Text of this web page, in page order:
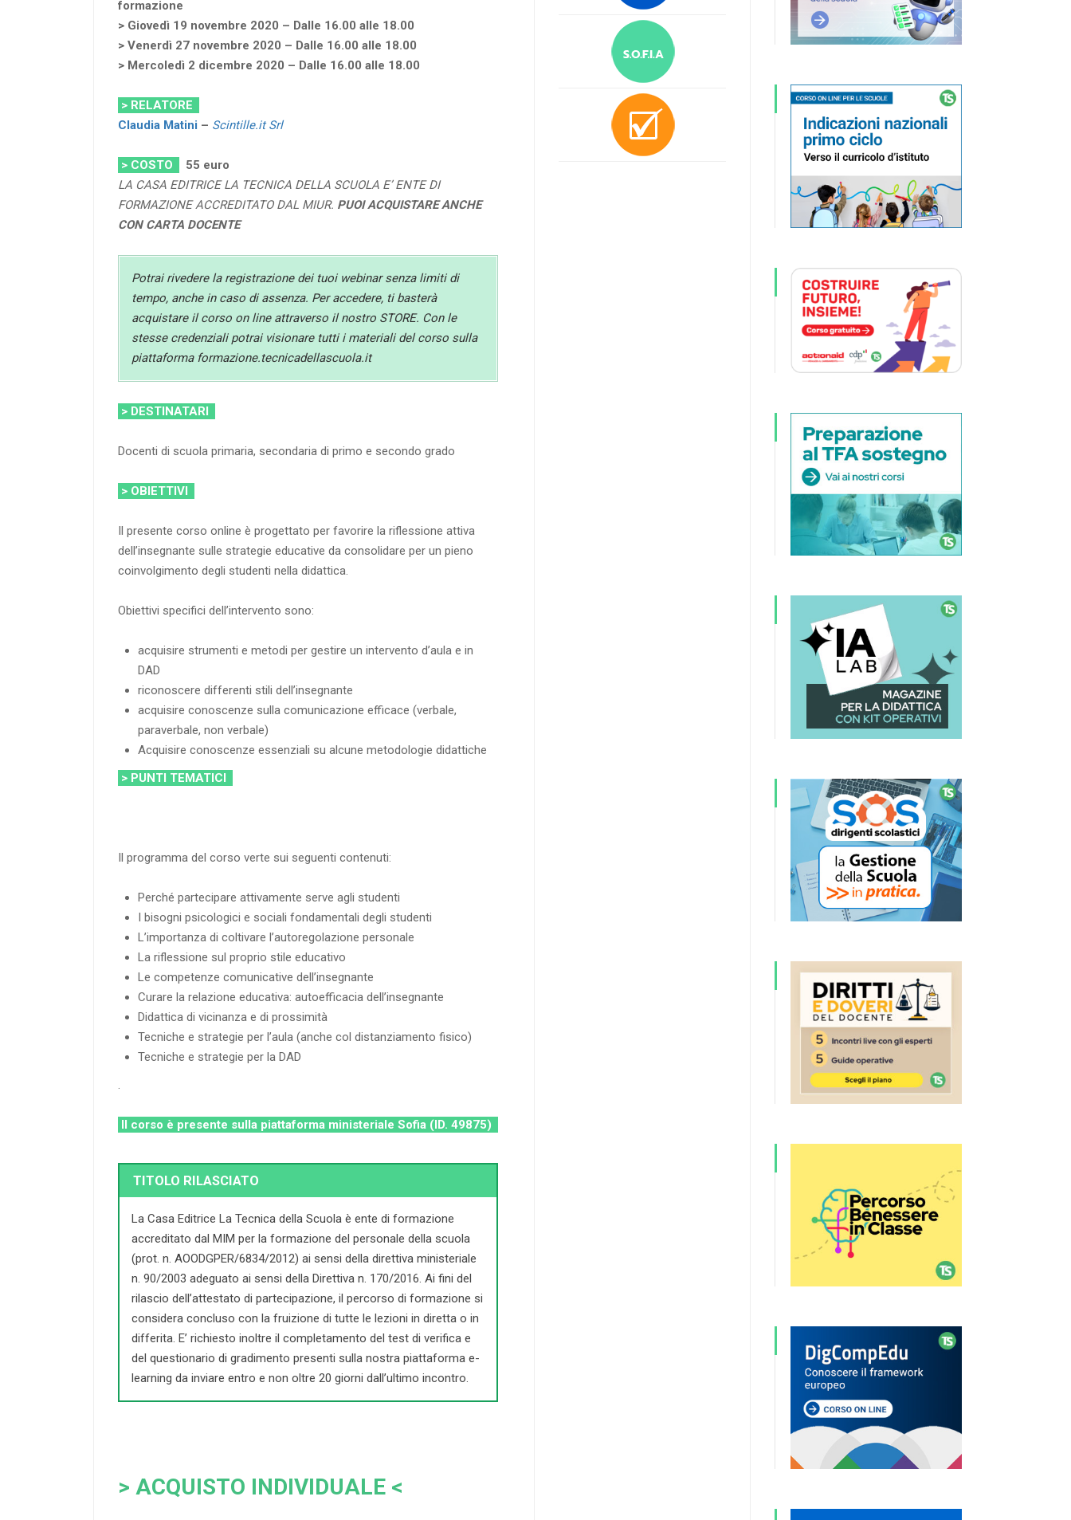
formazione
> Giovedì 19 novembre 2020 – Dalle 16.00 alle 18.00
> Venerdì 27 novembre 2020 – Dalle 16.00 alle 18.00
> Mercoledì 2 dicembre 2020 – Dalle 16.00 alle 18.00
> RELATORE
Claudia Matini – Scintille.it Srl
> COSTO 55 euro
LA CASA EDITRICE LA TECNICA DELLA SCUOLA E’ ENTE DI
FORMAZIONE ACCREDITATO DAL MIUR. PUOI ACQUISTARE ANCHE
CON CARTA DOCENTE
Potrai rivedere la registrazione dei tuoi webinar senza limiti di
tempo, anche in caso di assenza. Per accedere, ti basterà
acquistare il corso on line attraverso il nostro STORE. Con le
stesse credenziali potrai visionare tutti i materiali del corso sulla
piattaforma formazione.tecnicadellascuola.it
> DESTINATARI
Docenti di scuola primaria, secondaria di primo e secondo grado
> OBIETTIVI
Il presente corso online è progettato per favorire la riflessione attiva
dell’insegnante sulle strategie educative da consolidare per un pieno
coinvolgimento degli studenti nella didattica.
Obiettivi specifici dell’intervento sono:
acquisire strumenti e metodi per gestire un intervento d’aula e in
DAD
riconoscere differenti stili dell’insegnante
acquisire conoscenze sulla comunicazione efficace (verbale,
paraverbale, non verbale)
Acquisire conoscenze essenziali su alcune metodologie didattiche
> PUNTI TEMATICI
Il programma del corso verte sui seguenti contenuti:
Perché partecipare attivamente serve agli studenti
I bisogni psicologici e sociali fondamentali degli studenti
L’importanza di coltivare l’autoregolazione personale
La riflessione sul proprio stile educativo
Le competenze comunicative dell’insegnante
Curare la relazione educativa: autoefficacia dell’insegnante
Didattica di vicinanza e di prossimità
Tecniche e strategie per l’aula (anche col distanziamento fisico)
Tecniche e strategie per la DAD
.
Il corso è presente sulla piattaforma ministeriale Sofia (ID. 49875)
TITOLO RILASCIATO
La Casa Editrice La Tecnica della Scuola è ente di formazione
accreditato dal MIM per la formazione del personale della scuola
(prot. n. AOODGPER/6834/2012) ai sensi della direttiva ministeriale
n. 90/2003 adeguato ai sensi della Direttiva n. 170/2016. Ai fini del
rilascio dell’attestato di partecipazione, il percorso di formazione si
considera concluso con la fruizione di tutte le lezioni in diretta o in
differita. E’ richiesto inoltre il completamento del test di verifica e
del questionario di gradimento presenti sulla nostra piattaforma e-
learning da inviare entro e non oltre 20 giorni dall’ultimo incontro.
> ACQUISTO INDIVIDUALE <